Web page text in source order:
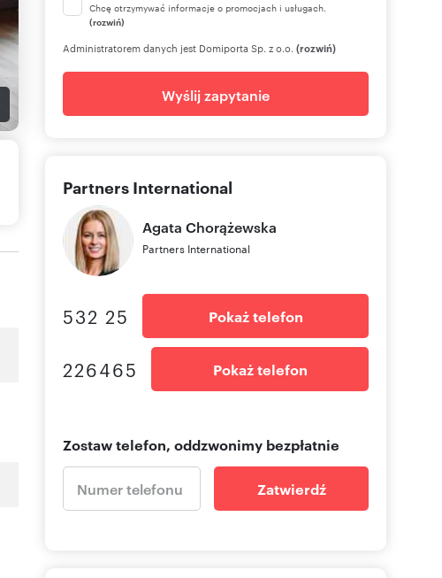
Chcę otrzymywać informacje o promocjach i usługach.
(rozwiń)
Administratorem danych jest Domiporta Sp. z o.o. (rozwiń)
Wyślij zapytanie
Partners International
Agata Chorążewska
Partners International
532 25 Pokaż telefon
226465 Pokaż telefon
Zostaw telefon, oddzwonimy bezpłatnie
Zatwierdź